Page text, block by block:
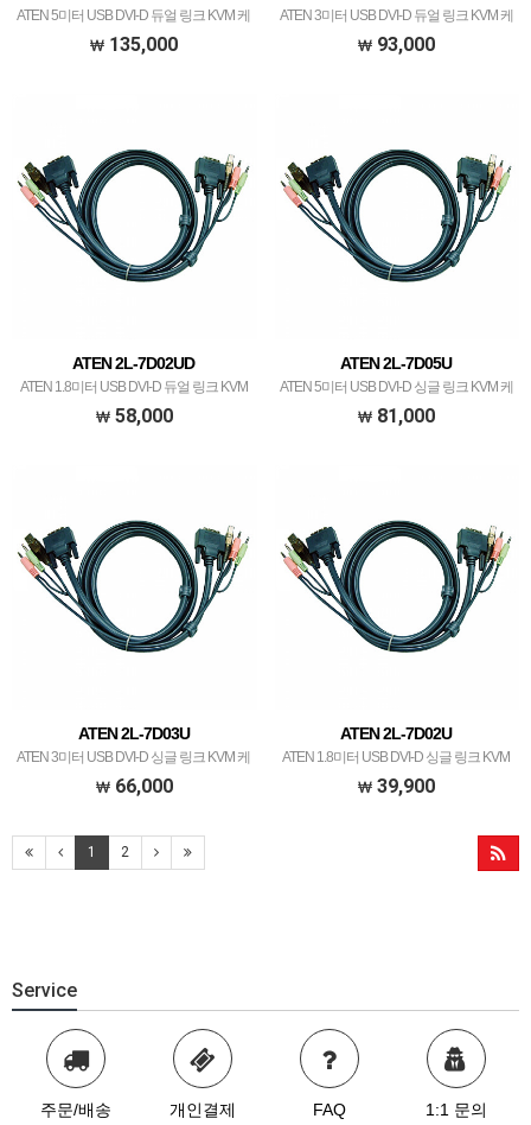
ATEN 5미터 USB DVI-D 듀얼 링크 KVM 케
이블
135,000
ATEN 3미터 USB DVI-D 듀얼 링크 KVM 케
이블
93,000
ATEN 2L-7D02UD
ATEN 1.8미터 USB DVI-D 듀얼 링크 KVM
케이블
58,000
ATEN 2L-7D05U
ATEN 5미터 USB DVI-D 싱글 링크 KVM 케
이블
81,000
ATEN 2L-7D03U
ATEN 3미터 USB DVI-D 싱글 링크 KVM 케
이블
66,000
ATEN 2L-7D02U
ATEN 1.8미터 USB DVI-D 싱글 링크 KVM
케이블
39,900
1 2
Service
주문/배송 개인결제 FAQ 1:1 문의